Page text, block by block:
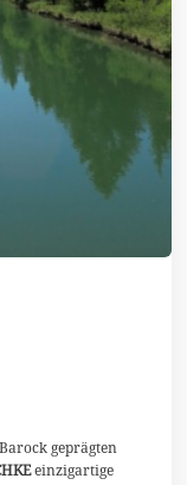
geprägten
einzigartige